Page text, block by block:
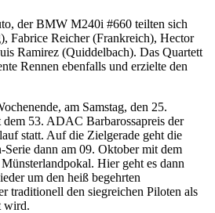
der BMW M240i #660 teilten sich
Fabrice Reicher (Frankreich), Hector
Ramirez (Quiddelbach). Das Quartett
Rennen ebenfalls und erzielte den
am Samstag, den 25.
53. ADAC Barbarossapreis der
statt. Auf die Zielgerade geht die
dann am 09. Oktober mit dem
Hier geht es dann
um den heiß begehrten
traditionell den siegreichen Piloten als
wird.